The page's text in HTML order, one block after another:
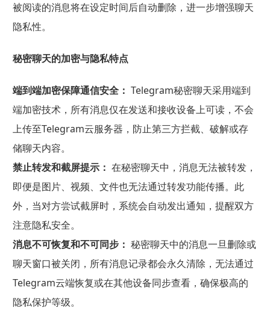
被阅读的消息将在设定时间后自动删除，进一步增强聊天
隐私性。
秘密聊天的加密与隐私特点
端到端加密保障通信安全： Telegram秘密聊天采用端到
端加密技术，所有消息仅在发送和接收设备上可读，不会
上传至Telegram云服务器，防止第三方拦截、破解或存
储聊天内容。
禁止转发和截屏提示： 在秘密聊天中，消息无法被转发，
即便是图片、视频、文件也无法通过转发功能传播。此
外，当对方尝试截屏时，系统会自动发出通知，提醒双方
注意隐私安全。
消息不可恢复和不可同步： 秘密聊天中的消息一旦删除或
聊天窗口被关闭，所有消息记录都会永久清除，无法通过
Telegram云端恢复或在其他设备同步查看，确保极高的
隐私保护等级。